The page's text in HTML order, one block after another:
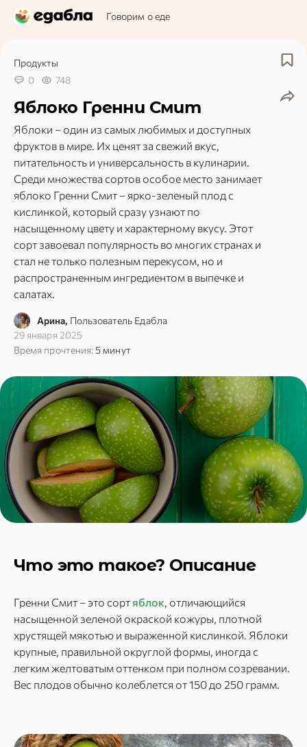
Говорим о еде
Продукты
0
748
Яблоко Гренни Смит
Яблоки – один из самых любимых и доступных
фруктов в мире. Их ценят за свежий вкус,
питательность и универсальность в кулинарии.
Среди множества сортов особое место занимает
яблоко Гренни Смит – ярко-зеленый плод с
кислинкой, который сразу узнают по
насыщенному цвету и характерному вкусу. Этот
сорт завоевал популярность во многих странах и
стал не только полезным перекусом, но и
распространенным ингредиентом в выпечке и
салатах.
Арина, Пользователь Едабла
29 января 2025
Время прочтения:5 минут
Что это такое? Описание
Гренни Смит – это сортяблок, отличающийся
насыщенной зеленой окраской кожуры, плотной
хрустящей мякотью и выраженной кислинкой. Яблоки
крупные, правильной округлой формы, иногда с
легким желтоватым оттенком при полном созревании.
Вес плодов обычно колеблется от 150 до 250 грамм.